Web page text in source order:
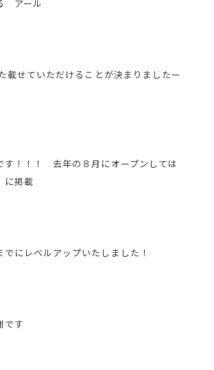
アール
載せていただけることが決まりましたー
す！！！ 去年の８月にオープンしては
掲載
でにレベルアップいたしました！
す